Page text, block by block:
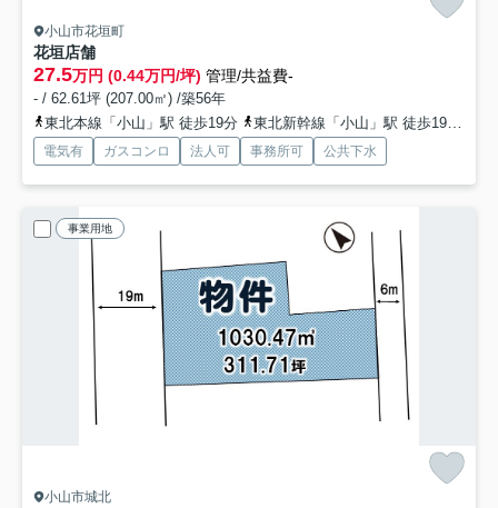
小山市花垣町
花垣店舗
27.5万円 (0.44万円/坪) 管理/共益費-
- / 62.61坪 (207.00㎡) /築56年
東北本線「小山」駅 徒歩19分
東北新幹線「小山」駅 徒歩19分
電気有 ガスコンロ 法人可 事務所可 公共下水
事業用地
小山市城北